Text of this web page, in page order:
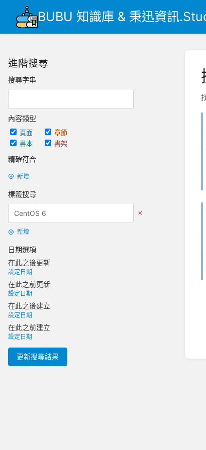
BUBU 知識庫 & 秉迅資訊
進階搜尋
搜尋字串
內容類型
頁面
章節
書本
書架
精確符合
新增
標籤搜尋
新增
日期選項
在此之後更新
設定日期
在此之前更新
設定日期
在此之後建立
設定日期
在此之前建立
設定日期
更新搜尋結果